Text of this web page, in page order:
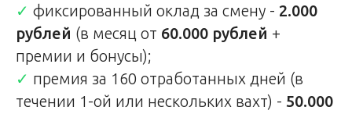
✓ фиксированный оклад за смену - 2.000
рублей (в месяц от 60.000 рублей +
премии и бонусы);
✓ премия за 160 отработанных дней (в
течении 1-ой или нескольких вахт) - 50.000